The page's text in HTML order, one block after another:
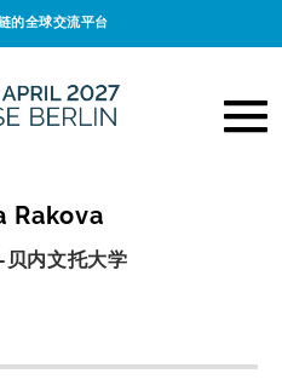
的全球交流平台
Rakova
内文托大学